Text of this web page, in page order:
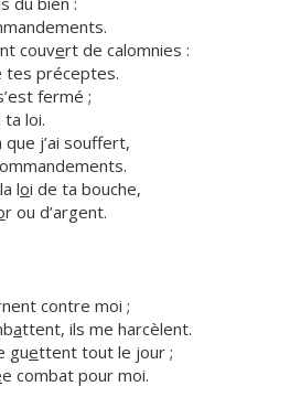
couvert de calomnies :
tes préceptes.
fermé ;
ta loi.
que j’ai souffert,
loi de ta bouche,
r ou d’argent.
contre moi ;
attent, ils me harcèlent.
guettent tout le jour ;
e combat pour moi.